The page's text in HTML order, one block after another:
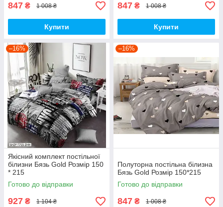
847 ₴ 1 008 ₴
Купити
847 ₴ 1 008 ₴
Купити
–16%
Якісний комплект постільної
білизни Бязь Gold Розмір 150
* 215
Готово до відправки
927 ₴ 1 104 ₴
–16%
Полуторна постільна білизна
Бязь Gold Розмір 150*215
Готово до відправки
847 ₴ 1 008 ₴